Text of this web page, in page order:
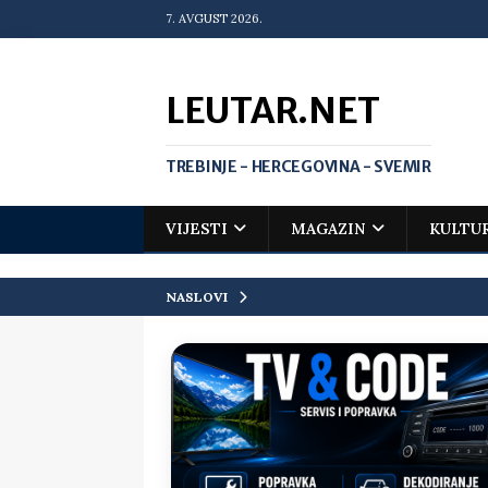
7. AVGUST 2026.
LEUTAR.NET
TREBINJE - HERCEGOVINA - SVEMIR
VIJESTI MAGAZIN
NASLOVI
[ 20. jul 2026. ] Zlato za Vuka
matematičkoj olimpijadi VIJESTI
Da li i obraz ima
[ 16. jul 2026. ] Mile će da ti